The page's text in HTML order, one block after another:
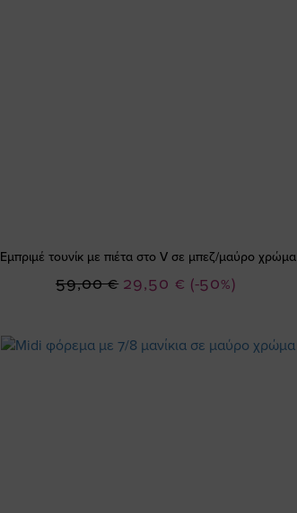
Εμπριμέ τουνίκ με πιέτα στο V σε μπεζ/μαύρο χρώμα
(-50%)
Ειδική
29,50 €
59,00 €